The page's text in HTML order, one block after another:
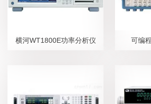
横河WT1800E功率分析仪 可编